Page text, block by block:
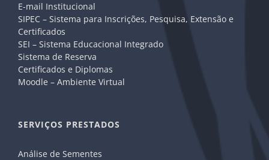
E-mail Institucional
SIPEC – Sistema para Inscrições, Pesquisa, Extensão e
Certificados
SEI – Sistema Educacional Integrado
Sistema de Reserva
Certificados e Diplomas
Moodle – Ambiente Virtual
SERVIÇOS PRESTADOS
Análise de Sementes